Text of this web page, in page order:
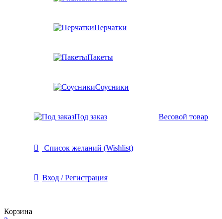
Перчатки
Пакеты
Соусники
Под заказ Весовой товар
Список желаний (Wishlist)
Вход / Регистрация
Корзина